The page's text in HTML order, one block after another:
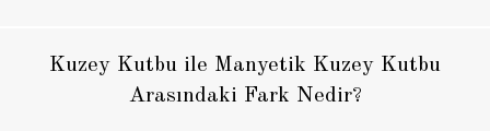
Kuzey Kutbu ile Manyetik Kuzey Kutbu
Arasındaki Fark Nedir?